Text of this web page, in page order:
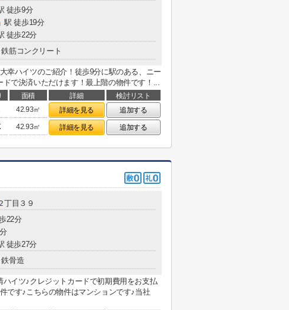
徒歩9分
」駅 徒歩19分
徒歩22分
鉄筋コンクリート
幸ハイツのご紹介！徒歩9分に駅のある、ニー
で決済いただけます！最上階の物件です！...
面積 詳細
検討リスト
42.93㎡ 詳細を見る
追加する
42.93㎡ 詳細を見る 追加する
丁目３９
22分
徒歩27分
鉄骨造
イツ♪クレジットカードで初期費用をお支払
です♪こちらの物件はマンションです♪当社